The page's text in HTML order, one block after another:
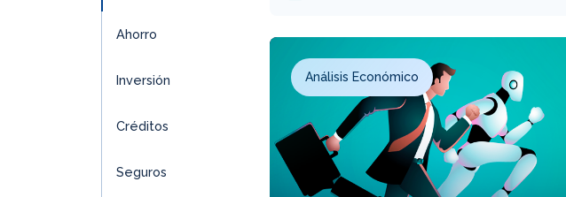
Ahorro
Inversión
Créditos
Seguros
Análisis Económico